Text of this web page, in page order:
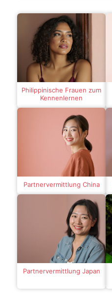
Philippinische Frauen zum
Kennenlernen
Partnervermittlung China
Partnervermittlung Japan